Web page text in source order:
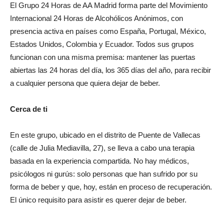
El Grupo 24 Horas de AA Madrid forma parte del Movimiento
Internacional 24 Horas de Alcohólicos Anónimos, con
presencia activa en países como España, Portugal, México,
Estados Unidos, Colombia y Ecuador. Todos sus grupos
funcionan con una misma premisa: mantener las puertas
abiertas las 24 horas del día, los 365 días del año, para recibir
a cualquier persona que quiera dejar de beber.
Cerca de ti
En este grupo, ubicado en el distrito de Puente de Vallecas
(calle de Julia Mediavilla, 27), se lleva a cabo una terapia
basada en la experiencia compartida. No hay médicos,
psicólogos ni gurús: solo personas que han sufrido por su
forma de beber y que, hoy, están en proceso de recuperación.
El único requisito para asistir es querer dejar de beber.